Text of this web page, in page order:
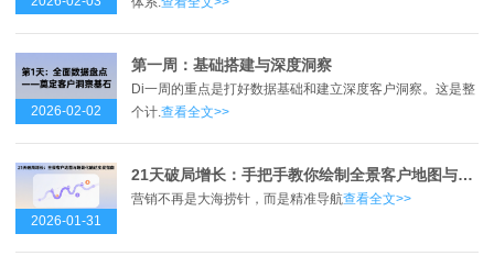
2026-02-02
第一周：基础搭建与深度洞察
Di一周的重点是打好数据基础和建立深度客户洞察。这是整
个计.查看全文>>
2026-01-31
21天破局增长：手把手教你绘制全景客户地图与实现场景化触达
营销不再是大海捞针，而是精准导航查看全文>>